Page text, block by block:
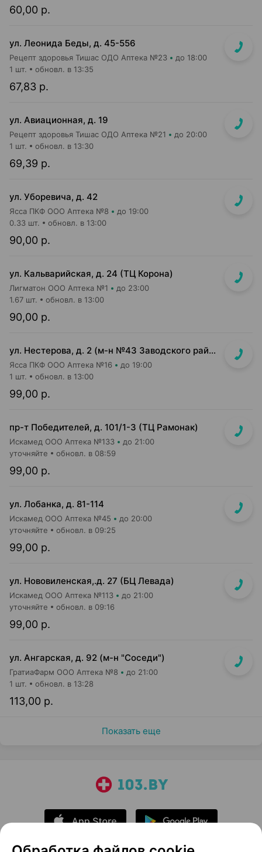
60,00 р.
ул. Леонида Беды, д. 45-556
Рецепт здоровья Тишас ОДО Аптека №23 до 18:00
67,83 р.
1 шт. обновл. в 13:35
ул. Авиационная, д. 19
Рецепт здоровья Тишас ОДО Аптека №21 до 20:00
69,39 р.
1 шт. обновл. в 13:30
ул. Уборевича, д. 42
Ясса ПКФ ООО Аптека №8 до 19:00
90,00 р.
0.33 шт. обновл. в 13:00
ул. Кальварийская, д. 24 (ТЦ Корона)
Лигматон ООО Аптека №1 до 23:00
90,00 р.
1.67 шт. обновл. в 13:00
ул. Нестерова, д. 2 (м-н №43 Заводского райпищеторга)
Ясса ПКФ ООО Аптека №16 до 19:00
99,00 р.
1 шт. обновл. в 13:00
пр-т Победителей, д. 101/1-3 (ТЦ Рамонак)
Искамед ООО Аптека №133 до 21:00
99,00 р.
уточняйте обновл. в 08:59
ул. Лобанка, д. 81-114
Искамед ООО Аптека №45 до 20:00
99,00 р.
уточняйте обновл. в 09:25
ул. Нововиленская,.д. 27 (БЦ Левада)
Искамед ООО Аптека №113 до 21:00
99,00 р.
уточняйте обновл. в 09:16
ул. Ангарская, д. 92 (м-н "Соседи")
ГратиаФарм ООО Аптека №8 до 21:00
113,00 р.
1 шт. обновл. в 13:28
Показать еще